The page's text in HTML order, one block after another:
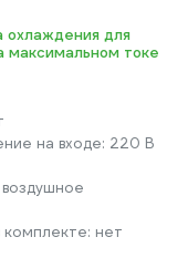
охлаждения для
максимальном токе
на входе: 220 В
воздушное
нет